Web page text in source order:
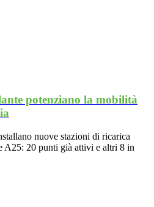
potenziano la mobilità
nuove stazioni di ricarica
A25: 20 punti già attivi e altri 8 in